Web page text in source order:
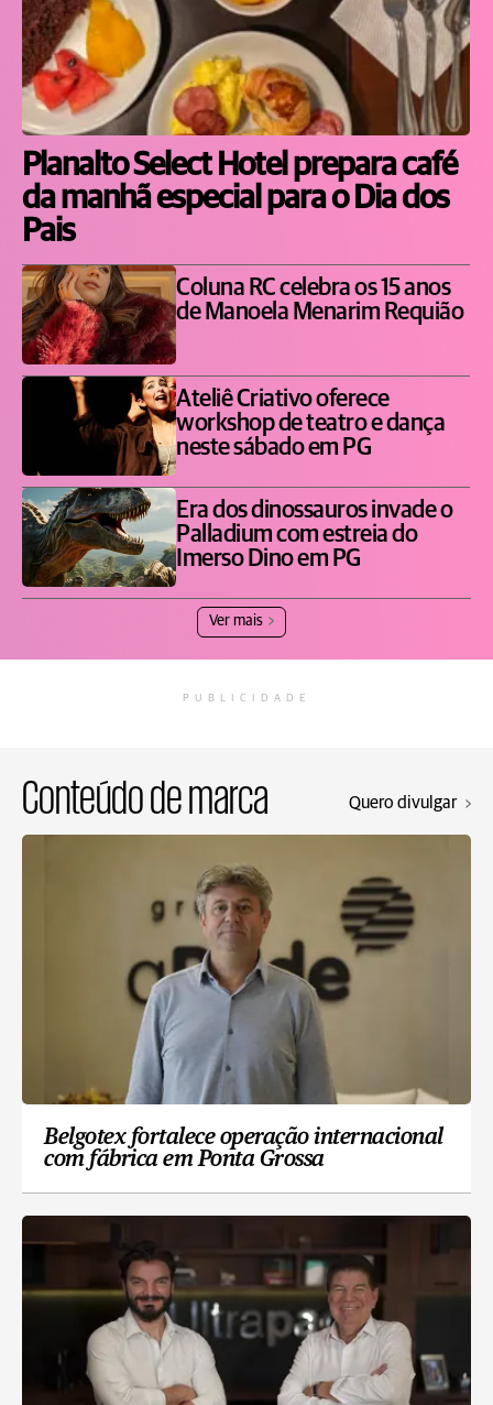
Planalto Select Hotel prepara café
da manhã especial para o Dia dos
Pais
Coluna RC celebra os 15 anos
de Manoela Menarim Requião
Ateliê Criativo oferece
workshop de teatro e dança
neste sábado em PG
Era dos dinossauros invade o
Palladium com estreia do
Imerso Dino em PG
Ver mais
PUBLICIDADE
Conteúdo de marca Quero divulgar
Belgotex fortalece operação internacional
com fábrica em Ponta Grossa